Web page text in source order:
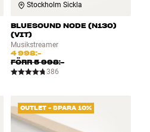
Stockholm Sickla
BLUESOUND NODE (N130)
(VIT)
Musikstreamer
4 998:-
FÖRR5 998:-
386
OUTLET - SPARA 10%